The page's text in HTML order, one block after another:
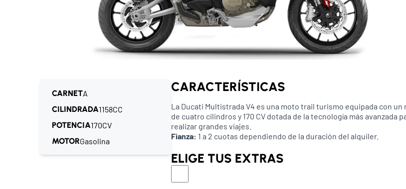
CARNETA
CILINDRADA1158CC
POTENCIA170CV
MOTORGasolina
CARACTERÍSTICAS
La Ducati Multistrada V4 es una moto trail turismo equipada con un
de cuatro cilindros y 170 CV dotada de la tecnología más avanzada
realizar grandes viajes.
Fianza: 1 a 2 cuotas dependiendo de la duración del alquiler.
ELIGE TUS EXTRAS